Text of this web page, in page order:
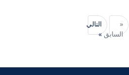
«
السابق
التالي
»